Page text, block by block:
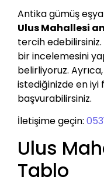
Antika gümüş
Ulus Mahallesi
tercih edebilirsiniz.
bir incelemesini
belirliyoruz.
istediğinizde en iyi
başvurabilirsiniz.
İletişime geçin:
Ulus
Tablo